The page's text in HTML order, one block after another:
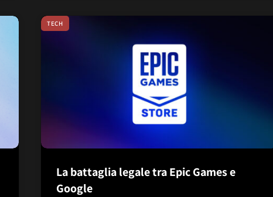
TECH
La battaglia legale tra Epic Games e
Google